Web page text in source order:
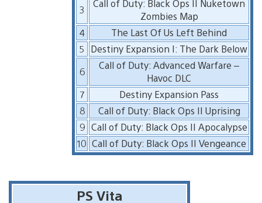
3
Call of Duty: Black Ops II Nuketown
Zombies Map
4
The Last Of Us Left Behind
5
Destiny Expansion I: The Dark Below
6
Call of Duty: Advanced Warfare –
Havoc DLC
7
Destiny Expansion Pass
8
Call of Duty: Black Ops II Uprising
9 Call of Duty: Black Ops II Apocalypse
10 Call of Duty: Black Ops II Vengeance
PS Vita